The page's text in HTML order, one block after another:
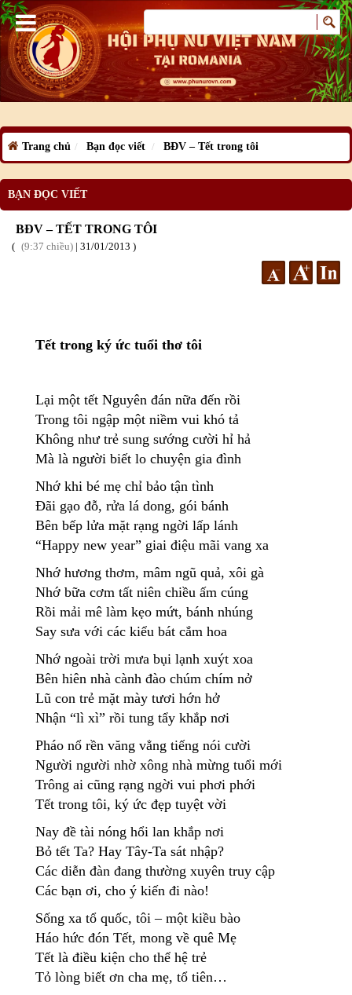
Trang chủ Bạn đọc viết BĐV – Tết trong tôi
BẠN ĐỌC VIẾT
BĐV – TẾT TRONG TÔI
9:37 chiều | 31 /01 /2013
Tết trong ký ức tuổi thơ tôi
Lại một tết Nguyên đán nữa đến rồi
Trong tôi ngập một niềm vui khó tả
Không như trẻ sung sướng cười hỉ hả
Mà là người biết lo chuyện gia đình
Nhớ khi bé mẹ chỉ bảo tận tình
Đãi gạo đỗ, rửa lá dong, gói bánh
Bên bếp lửa mặt rạng ngời lấp lánh
“Happy new year” giai điệu mãi vang xa
Nhớ hương thơm, mâm ngũ quả, xôi gà
Nhớ bữa cơm tất niên chiều ấm cúng
Rồi mải mê làm kẹo mứt, bánh nhúng
Say sưa với các kiểu bát cắm hoa
Nhớ ngoài trời mưa bụi lạnh xuýt xoa
Bên hiên nhà cành đào chúm chím nở
Lũ con trẻ mặt mày tươi hớn hở
Nhận “lì xì” rồi tung tẩy khắp nơi
Pháo nổ rền văng vẳng tiếng nói cười
Người người nhờ xông nhà mừng tuổi mới
Trông ai cũng rạng ngời vui phơi phới
Tết trong tôi, ký ức đẹp tuyệt vời
Nay đề tài nóng hổi lan khắp nơi
Bỏ tết Ta? Hay Tây-Ta sát nhập?
Các diễn đàn đang thường xuyên truy cập
Các bạn ơi, cho ý kiến đi nào!
Sống xa tổ quốc, tôi – một kiều bào
Háo hức đón Tết, mong về quê Mẹ
Tết là điều kiện cho thể hệ trẻ
Tỏ lòng biết ơn cha mẹ, tổ tiên…